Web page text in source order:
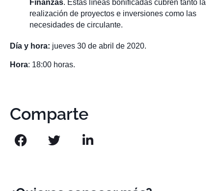
Finanzas. Estas líneas bonificadas cubren tanto la
realización de proyectos e inversiones como las
necesidades de circulante.
Día y hora: jueves 30 de abril de 2020.
Hora: 18:00 horas.
Comparte